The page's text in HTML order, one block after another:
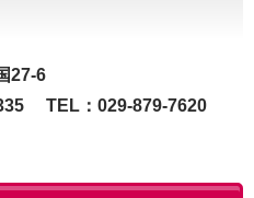
27-6
335 TEL：029-879-7620